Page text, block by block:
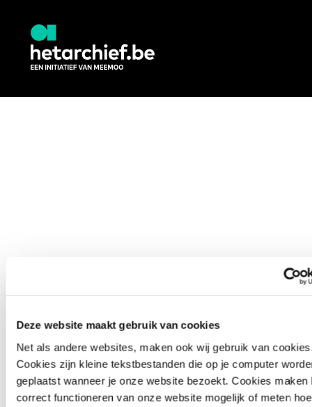
Deze website maakt gebruik van cookies
Net als andere websites, maken ook wij gebruik van
Cookies zijn kleine tekstbestanden die op je computer
geplaatst wanneer je onze website bezoekt. Cookies maken
correct functioneren van onze website mogelijk of meten hoe